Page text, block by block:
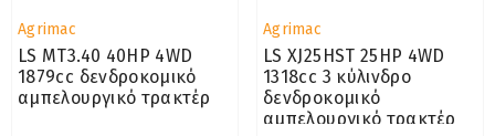
Προμηθευτής:
Agrimac
LS MT3.40 40HP 4WD
1879cc δενδροκομικό
αμπελουργικό τρακτέρ
Προμηθευτής:
Agrimac
LS XJ25HST 25HP 4WD
1318cc 3 κύλινδρο
δενδροκομικό
αμπελουργικό τρακτέρ